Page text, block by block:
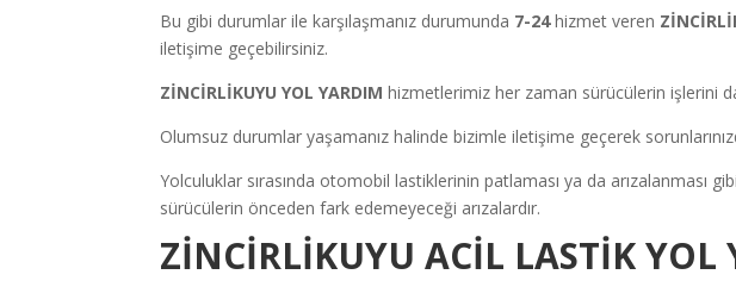
Bu gibi durumlar ile karşılaşmanız durumunda 7-24hizmet veren
iletişime geçebilirsiniz.
ZİNCİRLİKUYU YOL YARDIM hizmetlerimiz her zaman sürücülerin işlerini
Olumsuz durumlar yaşamanız halinde bizimle iletişime geçerek
Yolculuklar sırasında otomobil lastiklerinin patlaması ya da arızalanması
sürücülerin önceden fark edemeyeceği arızalardır.
ZİNCİRLİKUYU ACİL LASTİK YOL